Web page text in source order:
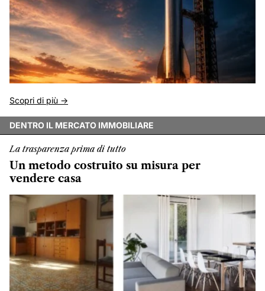
Scopri di più ->
DENTRO IL MERCATO IMMOBILIARE
La trasparenza prima di tutto
Un metodo costruito su misura per
vendere casa